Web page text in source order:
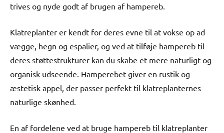
trives og nyde godt af brugen af hampereb.
Klatreplanter er kendt for deres evne til at vokse op ad
vægge, hegn og espalier, og ved at tilføje hampereb til
deres støttestrukturer kan du skabe et mere naturligt og
organisk udseende. Hamperebet giver en rustik og
æstetisk appel, der passer perfekt til klatreplanternes
naturlige skønhed.
En af fordelene ved at bruge hampereb til klatreplanter